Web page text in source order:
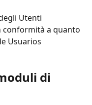
Utenti
conformità a quanto
Usuarios
di